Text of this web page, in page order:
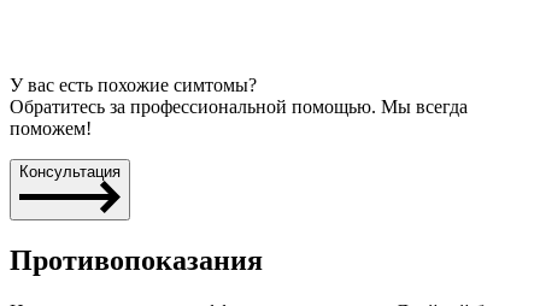
У вас есть похожие симтомы?
Обратитесь за профессиональной помощью. Мы всегда
поможем!
Консультация
Противопоказания